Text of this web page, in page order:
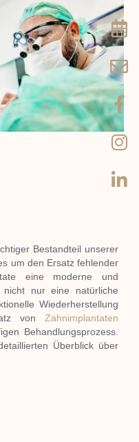
Bestandteil unserer
um den Ersatz fehlender
eine moderne und
nicht nur eine natürliche
Wiederherstellung
vonZahnimplantaten
Behandlungsprozess.
Überblick über